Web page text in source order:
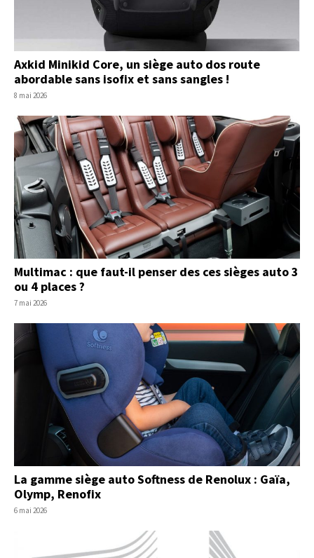
Axkid Minikid Core, un siège auto dos route
abordable sans isofix et sans sangles !
8 mai 2026
Multimac : que faut-il penser des ces sièges auto 3
ou 4 places ?
7 mai 2026
La gamme siège auto Softness de Renolux : Gaïa,
Olymp, Renofix
6 mai 2026